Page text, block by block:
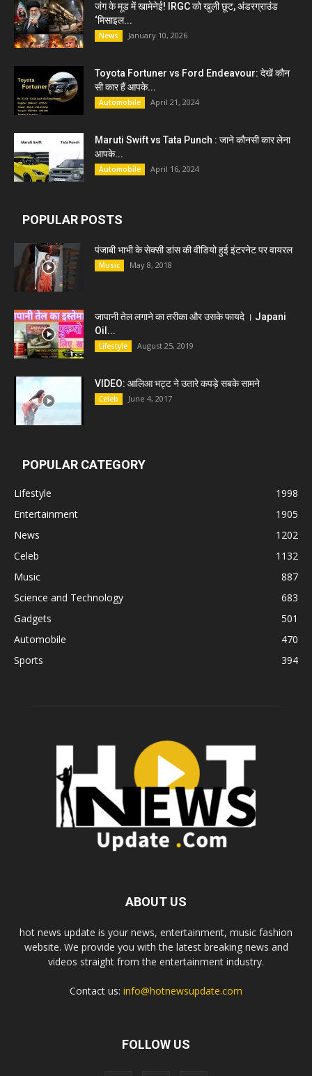
जंग के मूड में खामेनेई! IRGC को खुली छूट, अंडरग्राउंड
‘मिसाइल...
News January 10, 2026
Toyota Fortuner vs Ford Endeavour: देखें कौन
सी कार हैं आपके...
Automobile April 21, 2024
Maruti Swift vs Tata Punch : जाने कौनसी कार लेना
आपके...
Automobile April 16, 2024
POPULAR POSTS
पंजाबी भाभी के सेक्सी डांस की वीडियो हुई इंटरनेट पर वायरल
Music May 8, 2018
जापानी तेल लगाने का तरीका और उसके फायदे । Japani
Oil...
Lifestyle August 25, 2019
VIDEO: आलिआ भट्ट ने उतारे कपड़े सबके सामने
Celeb June 4, 2017
POPULAR CATEGORY
Lifestyle
1998
Entertainment
1905
News
1202
Celeb
1132
Music
887
Science and Technology
683
Gadgets
501
Automobile
470
Sports
394
ABOUT US
hot news update is your news, entertainment, music fashion
website. We provide you with the latest breaking news and
videos straight from the entertainment industry.
Contact us: info@hotnewsupdate.com
FOLLOW US